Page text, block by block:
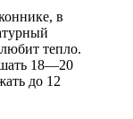
в
тепло.
18—20
до 12